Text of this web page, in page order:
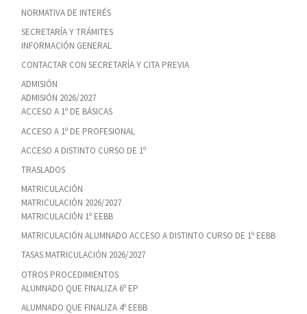
NORMATIVA DE INTERÉS
SECRETARÍA Y TRÁMITES
INFORMACIÓN GENERAL
CONTACTAR CON SECRETARÍA Y CITA PREVIA
ADMISIÓN
ADMISIÓN 2026/2027
ACCESO A 1º DE BÁSICAS
ACCESO A 1º DE PROFESIONAL
ACCESO A DISTINTO CURSO DE 1º
TRASLADOS
MATRICULACIÓN
MATRICULACIÓN 2026/2027
MATRICULACIÓN 1º EEBB
MATRICULACIÓN ALUMNADO ACCESO A DISTINTO CURSO DE 1º EEBB
TASAS MATRICULACIÓN 2026/2027
OTROS PROCEDIMIENTOS
ALUMNADO QUE FINALIZA 6º EP
ALUMNADO QUE FINALIZA 4º EEBB